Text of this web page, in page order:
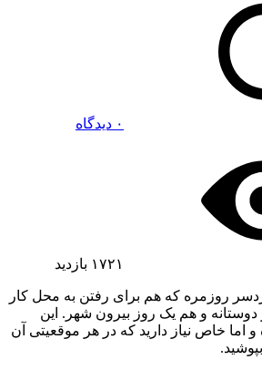
۰ دیدگاه
۱۷۲۱ بازدید
روزمره که هم برای رفتن به محل کار
و هم یک روز بیرون شهر. این
اما خاص نیاز دارید که در هر موقعیتی آن